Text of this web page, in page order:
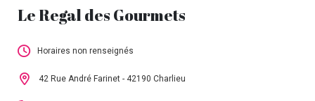
Le Regal des Gourmets
Horaires non renseignés
Cet établissement n'a pas encore renseigné
42 Rue André Farinet - 42190 Charlieu